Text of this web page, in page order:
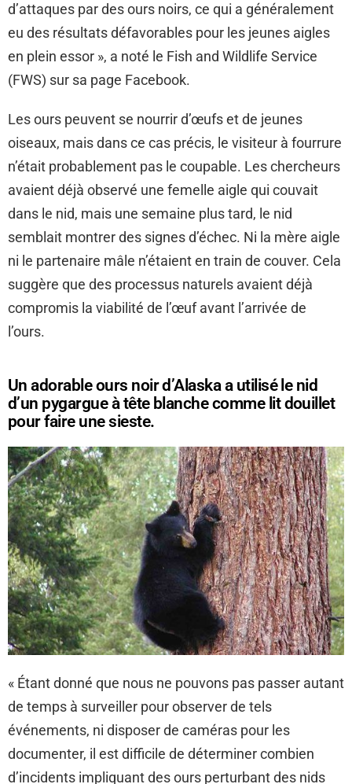
d’attaques par des ours noirs, ce qui a généralement
eu des résultats défavorables pour les jeunes aigles
en plein essor », a noté le Fish and Wildlife Service
(FWS) sur sa page Facebook.
Les ours peuvent se nourrir d’œufs et de jeunes
oiseaux, mais dans ce cas précis, le visiteur à fourrure
n’était probablement pas le coupable. Les chercheurs
avaient déjà observé une femelle aigle qui couvait
dans le nid, mais une semaine plus tard, le nid
semblait montrer des signes d’échec. Ni la mère aigle
ni le partenaire mâle n’étaient en train de couver. Cela
suggère que des processus naturels avaient déjà
compromis la viabilité de l’œuf avant l’arrivée de
l’ours.
Un adorable ours noir d’Alaska a utilisé le nid
d’un pygargue à tête blanche comme lit douillet
pour faire une sieste.
« Étant donné que nous ne pouvons pas passer autant
de temps à surveiller pour observer de tels
événements, ni disposer de caméras pour les
documenter, il est difficile de déterminer combien
d’incidents impliquant des ours perturbant des nids